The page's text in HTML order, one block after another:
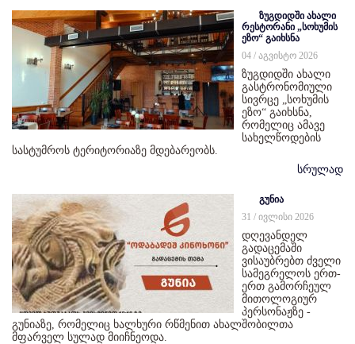
ზუგდიდში ახალი
რესტორანი „სოხუმის
ეზო“ გაიხსნა
04 / აგვისტო 2026
ზუგდიდში ახალი
გასტრონომიული
სივრცე „სოხუმის
ეზო“ გაიხსნა,
რომელიც ამავე
სახელწოდების
სასტუმროს ტერიტორიაზე მდებარეობს.
სრულად
გუნია
31 / ივლისი 2026
დღევანდელ
გადაცემაში
ვისაუბრებთ ძველი
სამეგრელოს ერთ-
ერთ გამორჩეულ
მითოლოგიურ
პერსონაჟზე -
გუნიაზე, რომელიც ხალხური რწმენით ახალშობილთა
მფარველ სულად მიიჩნეოდა.